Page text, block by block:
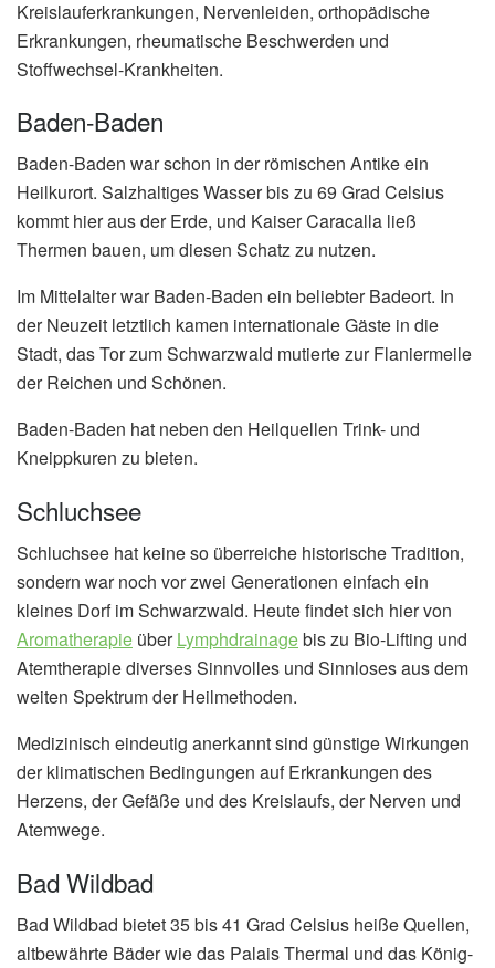
Kreislauferkrankungen, Nervenleiden, orthopädische
Erkrankungen, rheumatische Beschwerden und
Stoffwechsel-Krankheiten.
Baden-Baden
Baden-Baden war schon in der römischen Antike ein
Heilkurort. Salzhaltiges Wasser bis zu 69 Grad Celsius
kommt hier aus der Erde, und Kaiser Caracalla ließ
Thermen bauen, um diesen Schatz zu nutzen.
Im Mittelalter war Baden-Baden ein beliebter Badeort. In
der Neuzeit letztlich kamen internationale Gäste in die
Stadt, das Tor zum Schwarzwald mutierte zur Flaniermeile
der Reichen und Schönen.
Baden-Baden hat neben den Heilquellen Trink- und
Kneippkuren zu bieten.
Schluchsee
Schluchsee hat keine so überreiche historische Tradition,
sondern war noch vor zwei Generationen einfach ein
kleines Dorf im Schwarzwald. Heute findet sich hier von
Aromatherapie überLymphdrainagebis zu Bio-Lifting und
Atemtherapie diverses Sinnvolles und Sinnloses aus dem
weiten Spektrum der Heilmethoden.
Medizinisch eindeutig anerkannt sind günstige Wirkungen
der klimatischen Bedingungen auf Erkrankungen des
Herzens, der Gefäße und des Kreislaufs, der Nerven und
Atemwege.
Bad Wildbad
Bad Wildbad bietet 35 bis 41 Grad Celsius heiße Quellen,
altbewährte Bäder wie das Palais Thermal und das König-